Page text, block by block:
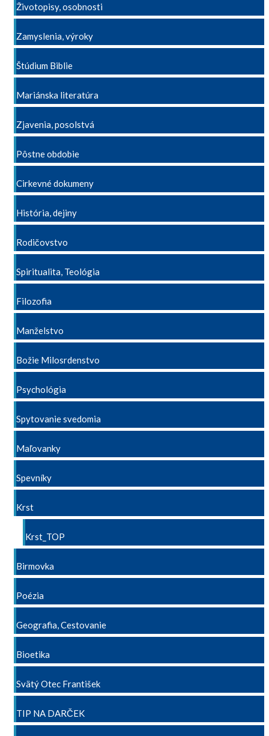
Životopisy, osobnosti
Zamyslenia, výroky
Štúdium Biblie
Mariánska literatúra
Zjavenia, posolstvá
Pôstne obdobie
Cirkevné dokumeny
História, dejiny
Rodičovstvo
Spiritualita, Teológia
Filozofia
Manželstvo
Božie Milosrdenstvo
Psychológia
Spytovanie svedomia
Maľovanky
Spevníky
Krst
Krst_TOP
Birmovka
Poézia
Geografia, Cestovanie
Bioetika
Svätý Otec František
TIP NA DARČEK